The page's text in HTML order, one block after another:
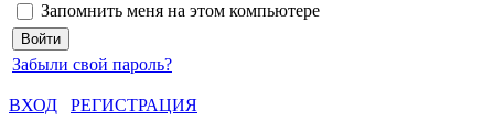
Запомнить меня на этом компьютере
Забыли свой пароль?
ВХОД
РЕГИСТРАЦИЯ